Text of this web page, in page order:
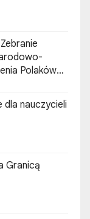
dla nauczycieli
Granicą